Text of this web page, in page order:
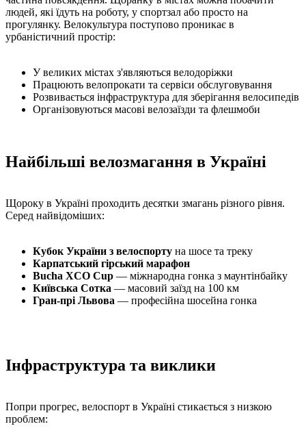
людей, які їдуть на роботу, у спортзал або просто на
прогулянку. Велокультура поступово проникає в
урбаністичний простір:
У великих містах з'являються велодоріжки
Працюють велопрокати та сервіси обслуговування
Розвивається інфраструктура для зберігання велосипедів
Організовуються масові велозаїзди та флешмоби
Найбільші велозмагання в Україні
Щороку в Україні проходить десятки змагань різного рівня.
Серед найвідоміших:
Кубок України з велоспорту на шосе та треку
Карпатський гірський марафон
Bucha XCO Cup — міжнародна гонка з маунтінбайку
Київська Сотка — масовий заїзд на 100 км
Гран-прі Львова — професійна шосейна гонка
Інфраструктура та виклики
Попри прогрес, велоспорт в Україні стикається з низкою
проблем: